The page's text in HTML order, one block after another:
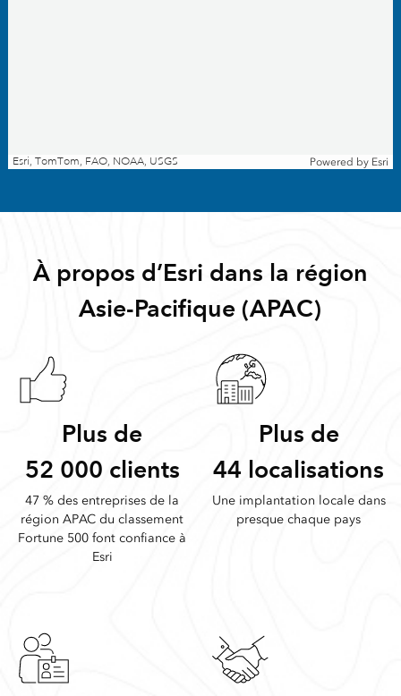
Esri, TomTom, FAO, NOAA, USGS Powered by Esri
À propos d’Esri dans la région
Asie-Pacifique (APAC)
Plus de
52 000 clients
47 % des entreprises de la
région APAC du classement
Fortune 500 font confiance à
Esri
Plus de
44 localisations
Une implantation locale dans
presque chaque pays